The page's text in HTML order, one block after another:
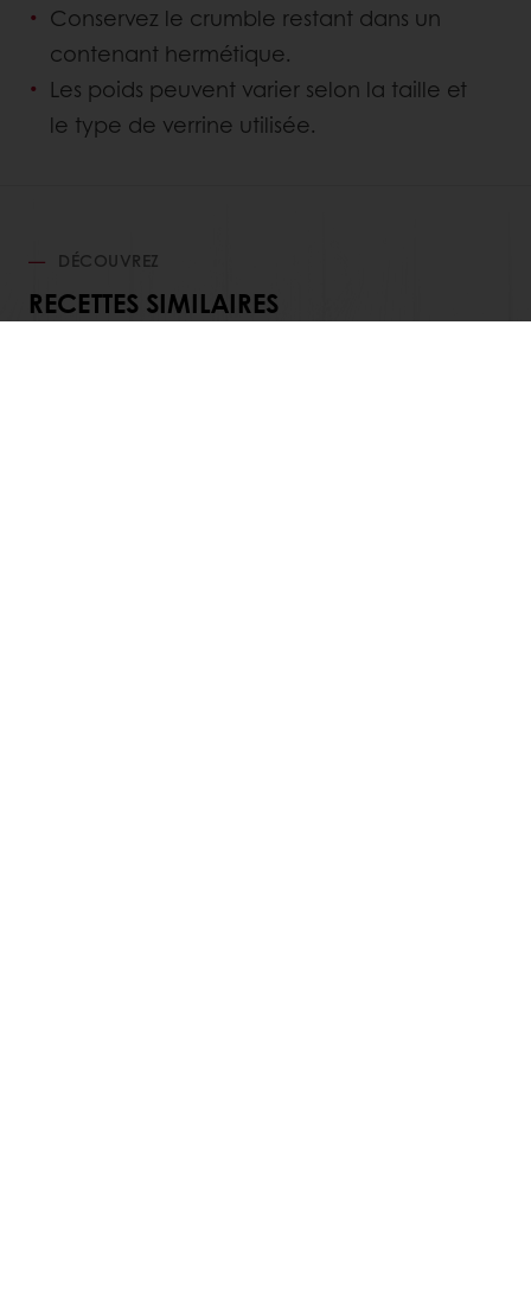
Conservez le crumble restant dans un
contenant hermétique.
Les poids peuvent varier selon la taille et
le type de verrine utilisée.
DÉCOUVREZ
RECETTES SIMILAIRES